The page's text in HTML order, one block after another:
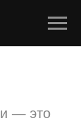
— это